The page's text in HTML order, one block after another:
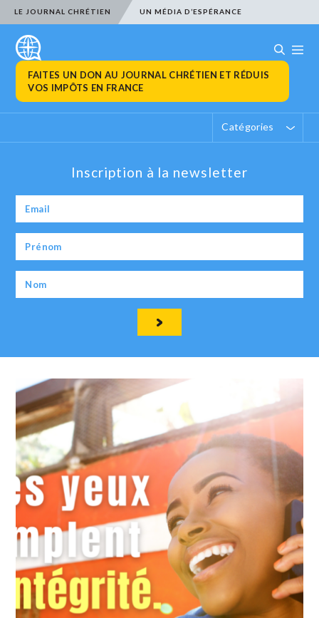
LE JOURNAL CHRÉTIEN UN MÉDIA D’ESPÉRANCE
FAITES UN DON AU JOURNAL CHRÉTIEN ET RÉDUIS
VOS IMPÔTS EN FRANCE
Catégories
Inscription à la newsletter